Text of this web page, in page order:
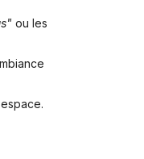
ou les